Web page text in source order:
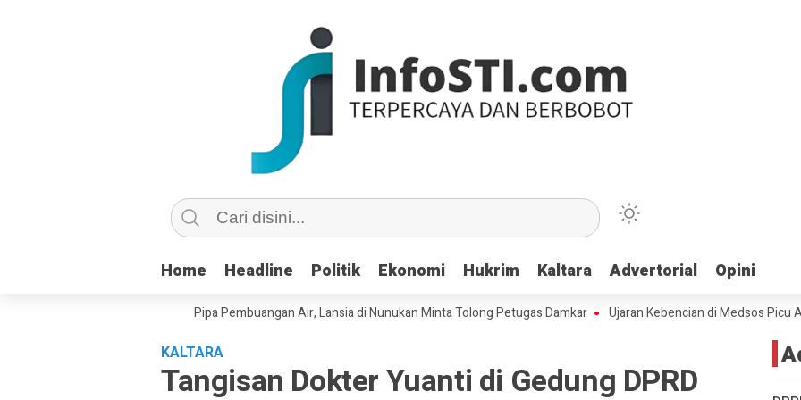
Home Headline Politik Ekonomi Hukrim Kaltara Advertorial Opini
Home Headline Politik Ekonomi Hukrim Kaltara Advertorial Opini
Copot dan Masuk Saluran Pipa Pembuangan Air, Lansia di Nunukan Minta Tolong Petugas Damkar Ujaran Kebencian di Medsos Picu Amarah
KALTARA
Tangisan Dokter Yuanti di Gedung DPRD